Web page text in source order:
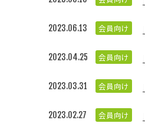
2023.06.13 会員向け
2023.04.25 会員向け
2023.03.31 会員向け
2023.02.27 会員向け